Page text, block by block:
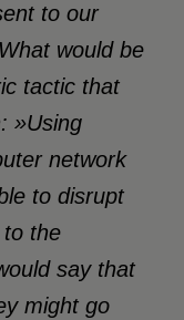
to our
would be
tactic that
»Using
network
to disrupt
the
say that
might go